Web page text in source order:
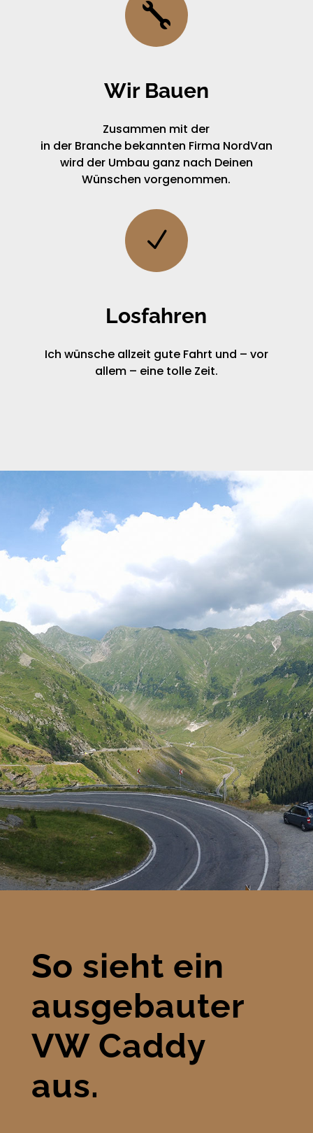

Wir Bauen
Zusammen mit der
in der Branche bekannten Firma NordVan
wird der Umbau ganz nach Deinen
Wünschen vorgenommen.
N
Losfahren
Ich wünsche allzeit gute Fahrt und – vor
allem – eine tolle Zeit.
So sieht ein
ausgebauter
VW Caddy
aus.